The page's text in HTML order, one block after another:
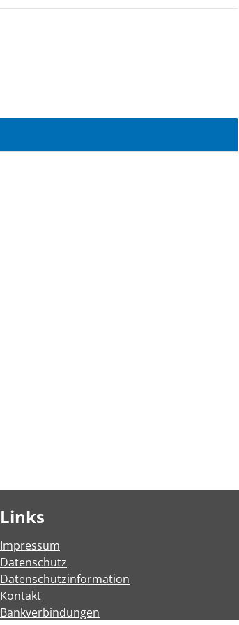
Links
Impressum
Datenschutz
Datenschutzinformation
Kontakt
Bankverbindungen